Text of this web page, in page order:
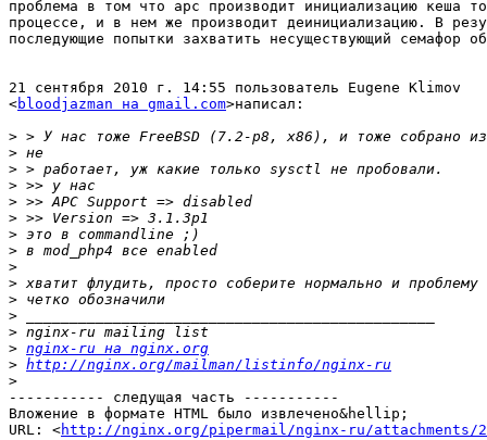
проблема в том что apc производит инициализацию кеша
процессе, и в нем же производит деинициализацию. В
последующие попытки захватить несуществующий семафор
21 сентября 2010 г. 14:55 пользователь Eugene Klimov
<bloodjazman на gmail.com>написал:
>
>
>
>
>
>
>
>
>
>
>
>
>
> nginx-ru на nginx.org
> http://nginx.org/mailman/listinfo/nginx-ru
>
----------- следущая часть -----------
Вложение в формате HTML было извлечено&hellip;
URL: <http://nginx.org/pipermail/nginx-ru/attachments/